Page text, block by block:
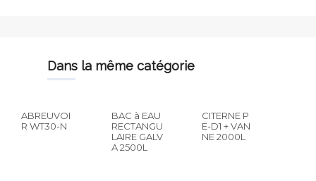
dans la même catégorie
ABREUVOI
R WT30-N
BAC à EAU
RECTANGU
LAIRE GALV
A 2500L
CITERNE P
E-D1 + VAN
NE 2000L